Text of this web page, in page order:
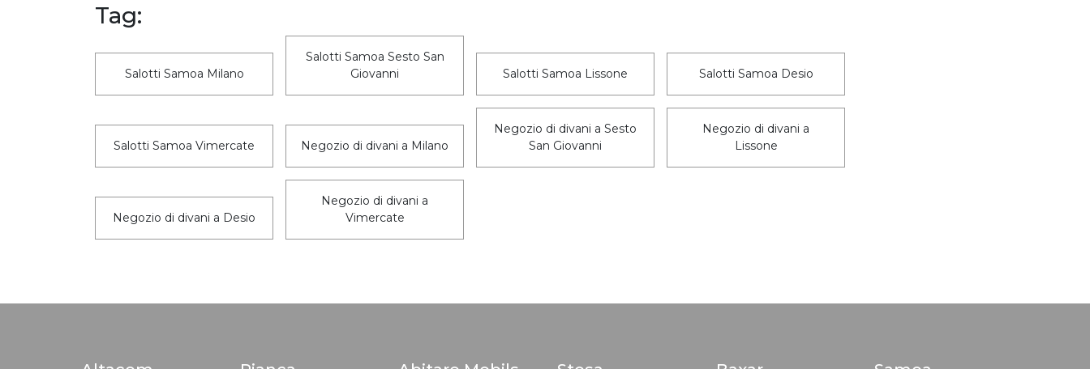
Tag:
Salotti Samoa Milano
Salotti Samoa Sesto San
Giovanni
Salotti Samoa Lissone Salotti Samoa Desio
Salotti Samoa Vimercate Negozio di divani a Milano
Negozio di divani a Sesto
San Giovanni
Negozio di divani a
Lissone
Negozio di divani a Desio
Negozio di divani a
Vimercate